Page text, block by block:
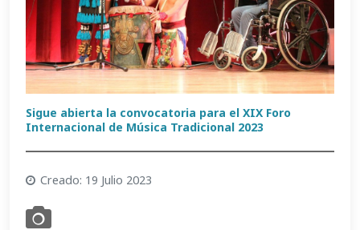
Sigue abierta la convocatoria para el XIX Foro
Internacional de Música Tradicional 2023
Creado: 19 Julio 2023